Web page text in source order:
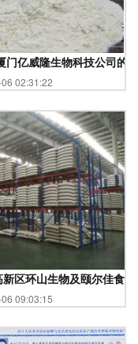
门亿威隆生物科技公司的
02:31:22
发新趋势
区环山生物及颐尔佳食
09:03:15